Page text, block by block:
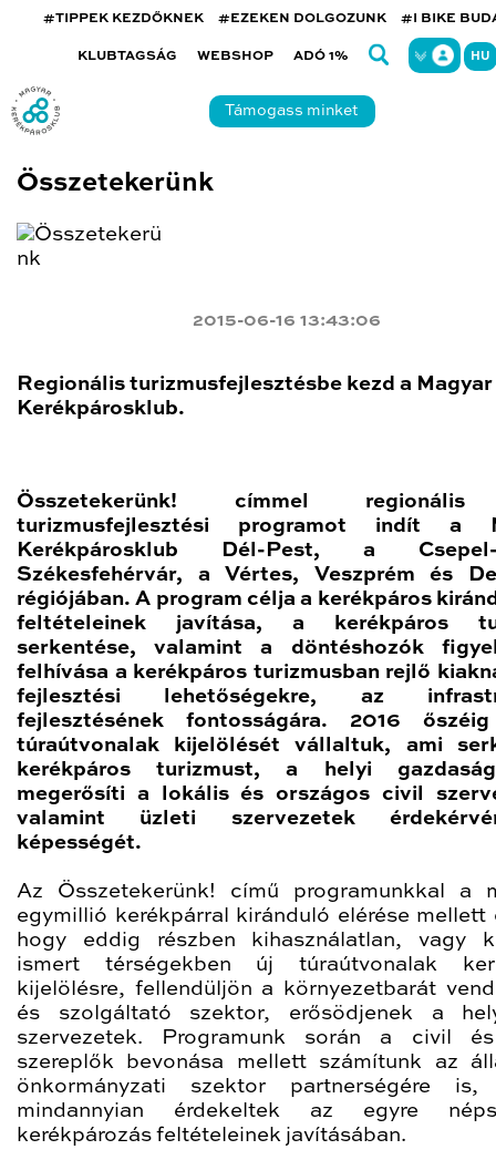
#TIPPEK KEZDŐKNEK #EZEKEN DOLGOZUNK #I BIKE
KLUBTAGSÁG WEBSHOP ADÓ 1% HU
Támogass minket
Összetekerünk
2015-06-16 13:43:06
Regionális turizmusfejlesztésbe kezd a Magyar
Kerékpárosklub.
Összetekerünk! címmel
turizmusfejlesztési programot indít a
Kerékpárosklub Dél-Pest, a Csepel-
Székesfehérvár, a Vértes, Veszprém és
régiójában. A program célja a kerékpáros
feltételeinek javítása, a kerékpáros
serkentése, valamint a döntéshozók
felhívása a kerékpáros turizmusban rejlő
fejlesztési lehetőségekre, az
fejlesztésének fontosságára. 2016
túraútvonalak kijelölését vállaltuk, ami
kerékpáros turizmust, a helyi
megerősíti a lokális és országos civil
valamint üzleti szervezetek
képességét.
Az Összetekerünk! című programunkkal a
egymillió kerékpárral kiránduló elérése mellett
hogy eddig részben kihasználatlan, vagy
ismert térségekben új túraútvonalak
kijelölésre, fellendüljön a környezetbarát
és szolgáltató szektor, erősödjenek a
szervezetek. Programunk során a civil
szereplők bevonása mellett számítunk az
önkormányzati szektor partnerségére is,
mindannyian érdekeltek az egyre
kerékpározás feltételeinek javításában.